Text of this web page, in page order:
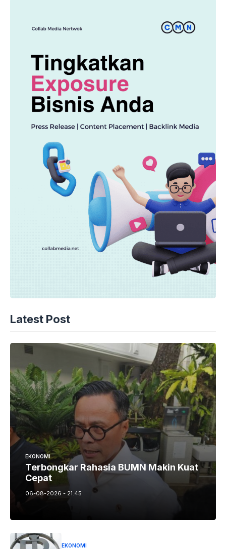
Latest Post
EKONOMI
Terbongkar Rahasia BUMN Makin Kuat
Cepat
06-08-2026 - 21.45
EKONOMI